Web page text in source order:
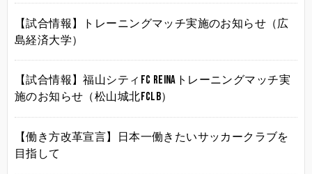
【試合情報】トレーニングマッチ実施のお知らせ（広
島経済大学）
【試合情報】福山シティFC Reinaトレーニングマッチ実
施のお知らせ（松山城北FCLB）
【働き方改革宣言】日本一働きたいサッカークラブを
目指して